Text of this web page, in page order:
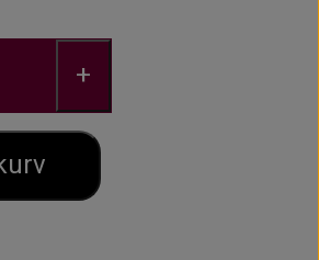
OG EPILATORER.
+